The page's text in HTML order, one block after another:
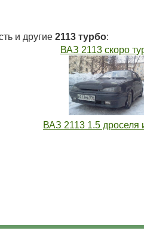
и другие 2113 турбо:
ВАЗ 2113 скоро
ВАЗ 2113 1.5 дроселя